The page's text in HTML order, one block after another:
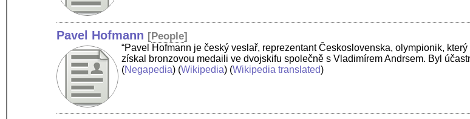
Pavel Hofmann [People]
“Pavel Hofmann je český veslař, reprezentant Československa, olympionik,
získal bronzovou medaili ve dvojskifu společně s Vladimírem Andrsem. Byl
(Negapedia) (Wikipedia) (Wikipedia translated)